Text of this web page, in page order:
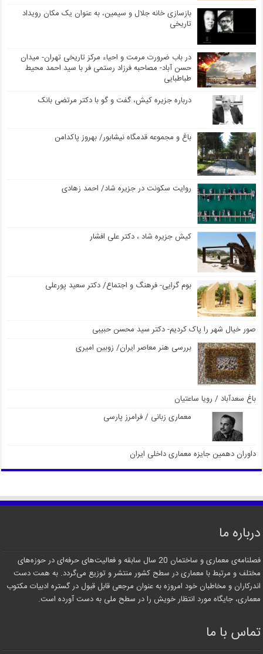
بازسازی خانه جلال و سیمین، به عنوان یک مکان رویداد
تاریخی
در باب ضرورت مرمت و احیاء مرکز تاریخی تهران- میدان
حسن آباد- مصاحبه فرزاد رستمی فر با سید احمد محیط
طباطبایی
درباره جزیره کیش، گفت و گو با دکتر مرتضی بانک
باغ و مجموعه قدمگاه نیشابور/ بهروز پاکدامن
روایت سکونت در جزیره شاد/ احمد زهادی
کیش جزیره شاد ، دکتر علی افشار
بوم گرایی- فرهنگ و اجتماع/ دکتر سعید پورعلی
صور خیال شهر را پاک کردیم- دکتر سید محسن حبیبی
بررسی هنر معاصر ایران/ زوبین امیری
باغ سعدآباد / رویا ساعتیان
معماری زبانی / فرامرز پارسی
داوران دهمین جایزه معماری داخلی ایران
درباره ما
فصلنامه‌ی معماری و ساختمان 20 سال سابقه و فعالیت‌های حرفه‌ای در حوزه‌های
مختلف و مرتبط با معماری در سطح کشور منتشر و توزیع می‌گردد. به همت دست
اندرکاران و مخاطبان خود امروزه به عنوان مرجعی قابل قبول در گستره ادبیات مکتوب
معماری، جایگاه مورد انتظار خویش را در سطح ملی به دست آورده است.
تماس با ما